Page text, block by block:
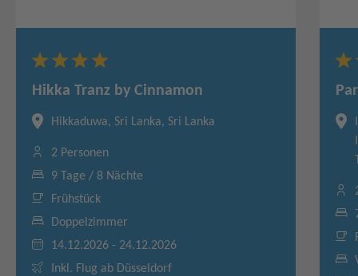
Hikka Tranz by Cinnamon
Hikkaduwa, Sri Lanka, Sri Lanka
2 Personen
9 Tage / 8 Nächte
Frühstück
Doppelzimmer
14.12.2026 - 24.12.2026
Inkl. Flug ab Düsseldorf